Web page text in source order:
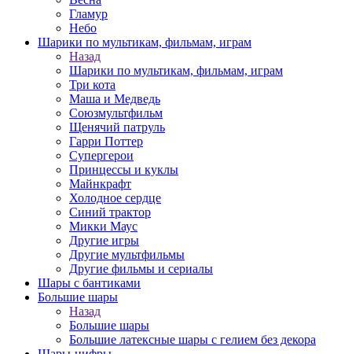
Гламур
Небо
Шарики по мультикам, фильмам, играм
Назад
Шарики по мультикам, фильмам, играм
Три кота
Маша и Медведь
Союзмультфильм
Щенячий патруль
Гарри Поттер
Супергерои
Принцессы и куклы
Майнкрафт
Холодное сердце
Синий трактор
Микки Маус
Другие игры
Другие мультфильмы
Другие фильмы и сериалы
Шары с бантиками
Большие шары
Назад
Большие шары
Большие латексные шары с гелием без декора